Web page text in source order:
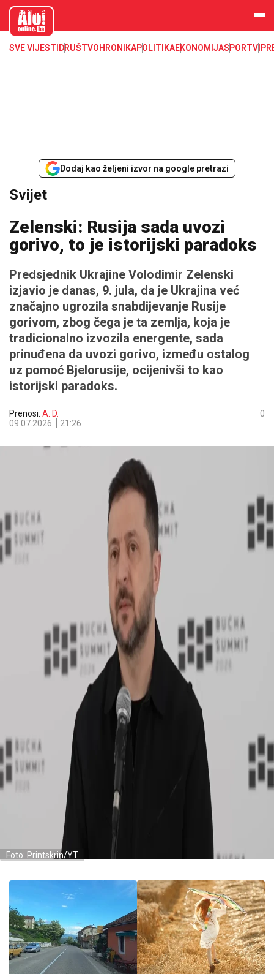
aloonline.b
SVE VIJESTI DRUŠTVOHRONIKAPOLITIKAEKONOMIJASPORTVIP
Dodaj kao željeni izvor na google pretrazi
Svijet
Zelenski: Rusija sada uvozi
gorivo, to je istorijski paradoks
Predsjednik Ukrajine Volodimir Zelenski
izjavio je danas, 9. jula, da je Ukrajina već
značajno ugrozila snabdijevanje Rusije
gorivom, zbog čega je ta zemlja, koja je
tradicionalno izvozila energente, sada
prinuđena da uvozi gorivo, između ostalog
uz pomoć Bjelorusije, ocijenivši to kao
istorijski paradoks.
Prenosi: A. D.
09.07.2026.
21:26
0
Foto: Printskrin/YT